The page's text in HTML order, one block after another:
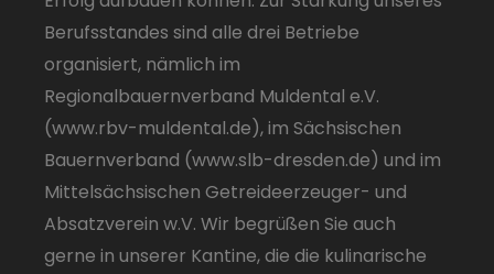
Berufsstandes sind alle drei Betriebe
organisiert, nämlich im
Regionalbauernverband Muldental e.V.
(www.rbv-muldental.de), im Sächsischen
Bauernverband (www.slb-dresden.de) und im
Mittelsächsischen Getreideerzeuger- und
Absatzverein w.V. Wir begrüßen Sie auch
gerne in unserer Kantine, die die kulinarische